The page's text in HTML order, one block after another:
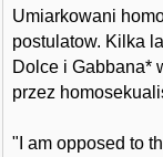
Umiarkowani
postulatow. Kilka
Dolce i Gabbana*
przez
"I am opposed to